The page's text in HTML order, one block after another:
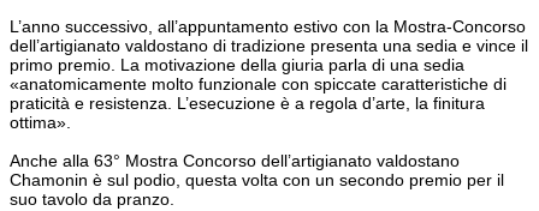
L’anno successivo, all’appuntamento estivo con la Mostra-Concorso
dell’artigianato valdostano di tradizione presenta una sedia e vince il
primo premio. La motivazione della giuria parla di una sedia
«anatomicamente molto funzionale con spiccate caratteristiche di
praticità e resistenza. L’esecuzione è a regola d’arte, la finitura
ottima».
Anche alla 63° Mostra Concorso dell’artigianato valdostano
Chamonin è sul podio, questa volta con un secondo premio per il
suo tavolo da pranzo.